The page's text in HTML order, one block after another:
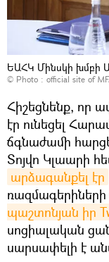
ԵԱՀԿ Մինսկի
© Photo : official site of
Հիշեցնենք, որ
էր ունեցել
ճգնաժամի
Տոյվո Կլաարի
արձագանքել էր
պաշտոնյան իր
սոցիալական
սարսափելի է